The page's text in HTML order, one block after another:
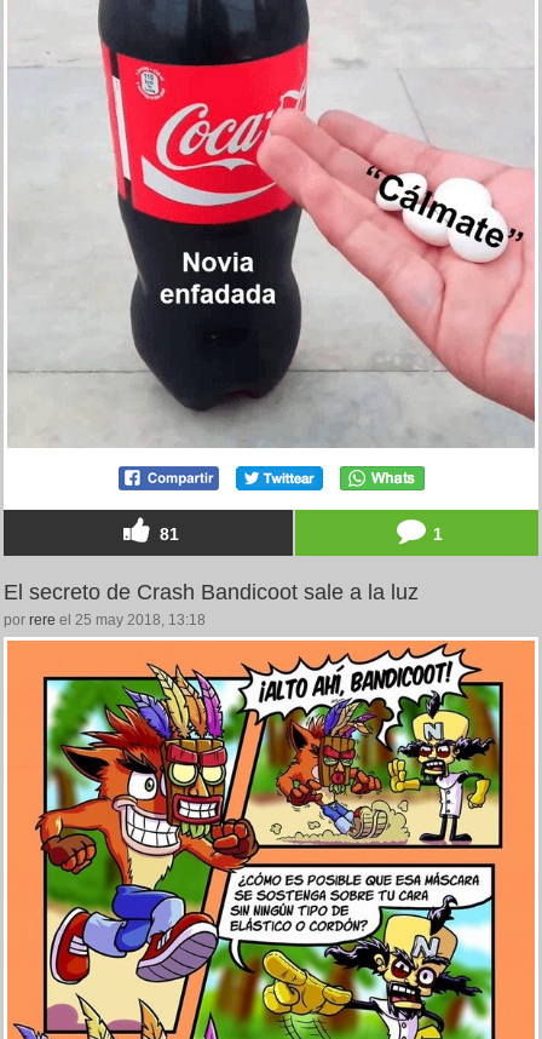
81 1
El secreto de Crash Bandicoot sale a la luz
por rere el 25 may 2018, 13:18